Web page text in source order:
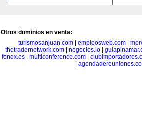
Otros dominios en venta:
turismosanjuan.com| empleosweb.com|
thetradernetwork.com
negocios.io
fonox.es| multiconference.com|